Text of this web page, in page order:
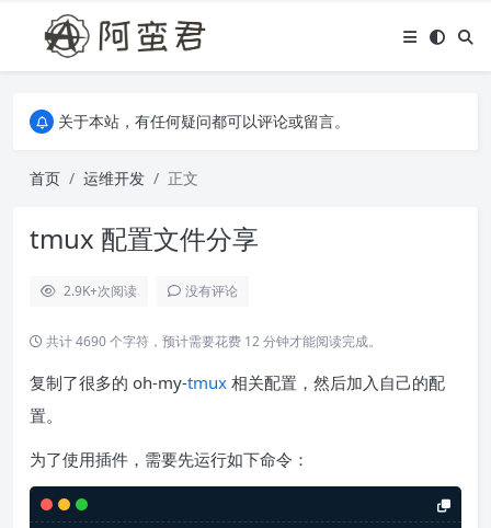
关于本站，有任何疑问都可以评论或留言。
欢迎访问阿蛮君博客~
欢迎访问阿蛮君博客~
首页 运维开发 正文
tmux 配置文件分享
2.9K+次阅读 没有评论
共计 4690 个字符，预计需要花费 12 分钟才能阅读完成。
复制了很多的 oh-my-tmux 相关配置，然后加入自己的配
置。
为了使用插件，需要先运行如下命令：